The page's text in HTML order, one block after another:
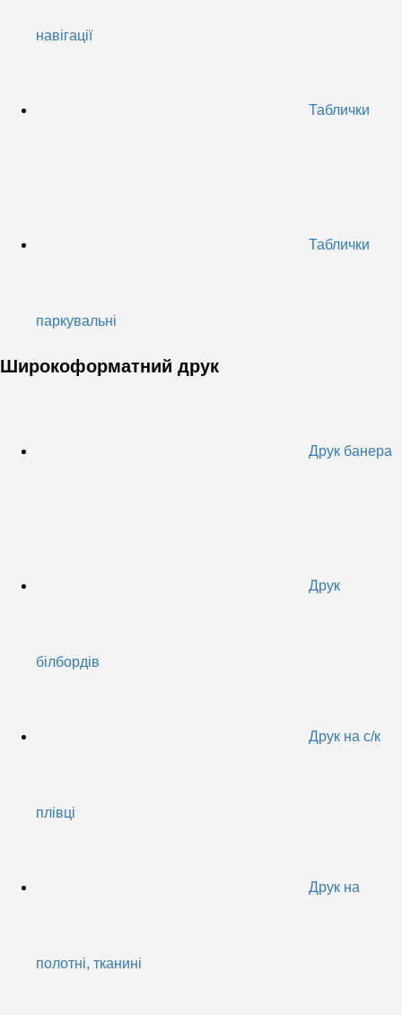
навігації
Таблички
Таблички
паркувальні
Широкоформатний друк
Друк банера
Друк
білбордів
Друк на с/к
плівці
Друк на
полотні, тканині